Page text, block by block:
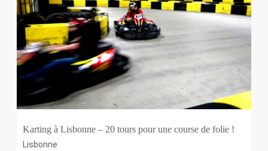
Karting à Lisbonne – 20 tours pour une course de folie !
Lisbonne